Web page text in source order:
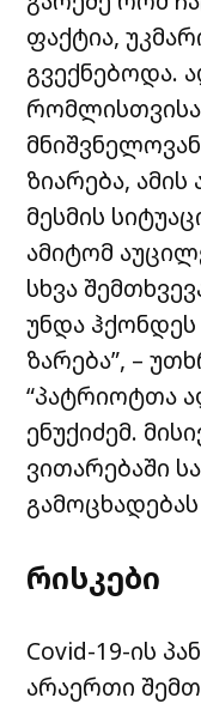
ფაქტია,
გვექნებოდა.
ზიარება,
მესმის
ამიტომ
სხვა
უნდა
ზარება”, –
“პატრიოტთა
ენუქიძემ.
ვითარებაში
რისკები
Covid-19-ის
არაერთი